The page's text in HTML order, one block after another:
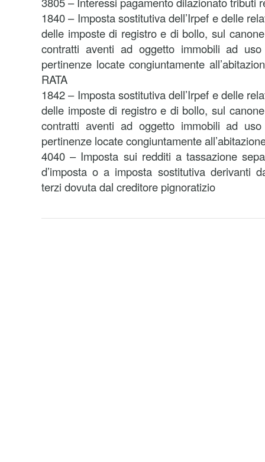
1840 – Imposta sostitutiva dell’Irpef e delle
delle imposte di registro e di bollo, sul
contratti aventi ad oggetto immobili ad
pertinenze locate congiuntamente
RATA
1842 – Imposta sostitutiva dell’Irpef e delle
delle imposte di registro e di bollo, sul
contratti aventi ad oggetto immobili ad
pertinenze locate congiuntamente
4040 – Imposta sui redditi a tassazione
d’imposta o a imposta sostitutiva derivanti
terzi dovuta dal creditore pignoratizio